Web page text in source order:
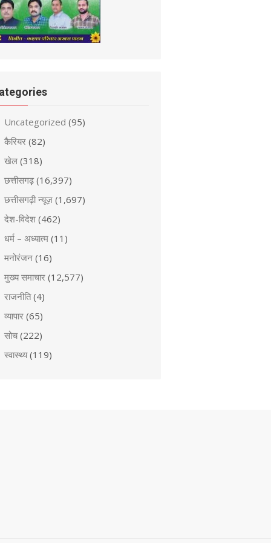
Uncategorized (95)
कैरियर (82)
खेल (318)
छत्तीसगढ़(16,397)
छत्तीसगढ़ी न्यूज़ (1,697)
देश-विदेश (462)
धर्म – अध्यात्म (11)
मनोरंजन (16)
मुख्य समाचार (12,577)
राजनीति(4)
व्यापार (65)
सोच(222)
स्वास्थ्य(119)